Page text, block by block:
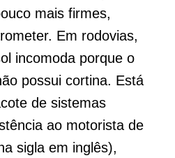
mais firmes,
Em rodovias,
incomoda porque o
possui cortina. Está
de sistemas
ao motorista de
sigla em inglês),